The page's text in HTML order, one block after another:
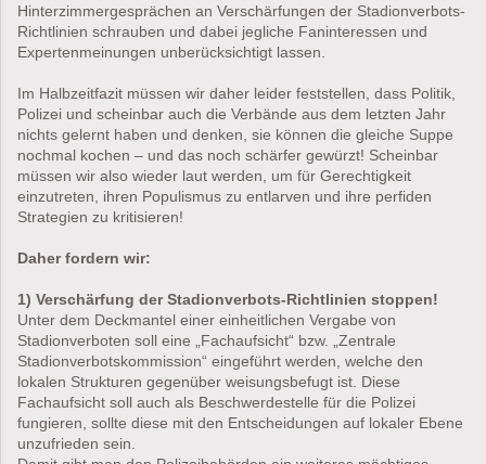
Hinterzimmergesprächen an Verschärfungen der Stadionverbots-
Richtlinien schrauben und dabei jegliche Faninteressen und
Expertenmeinungen unberücksichtigt lassen.
Im Halbzeitfazit müssen wir daher leider feststellen, dass Politik,
Polizei und scheinbar auch die Verbände aus dem letzten Jahr
nichts gelernt haben und denken, sie können die gleiche Suppe
nochmal kochen – und das noch schärfer gewürzt! Scheinbar
müssen wir also wieder laut werden, um für Gerechtigkeit
einzutreten, ihren Populismus zu entlarven und ihre perfiden
Strategien zu kritisieren!
Daher fordern wir:
1) Verschärfung der Stadionverbots-Richtlinien stoppen!
Unter dem Deckmantel einer einheitlichen Vergabe von
Stadionverboten soll eine „Fachaufsicht“ bzw. „Zentrale
Stadionverbotskommission“ eingeführt werden, welche den
lokalen Strukturen gegenüber weisungsbefugt ist. Diese
Fachaufsicht soll auch als Beschwerdestelle für die Polizei
fungieren, sollte diese mit den Entscheidungen auf lokaler Ebene
unzufrieden sein.